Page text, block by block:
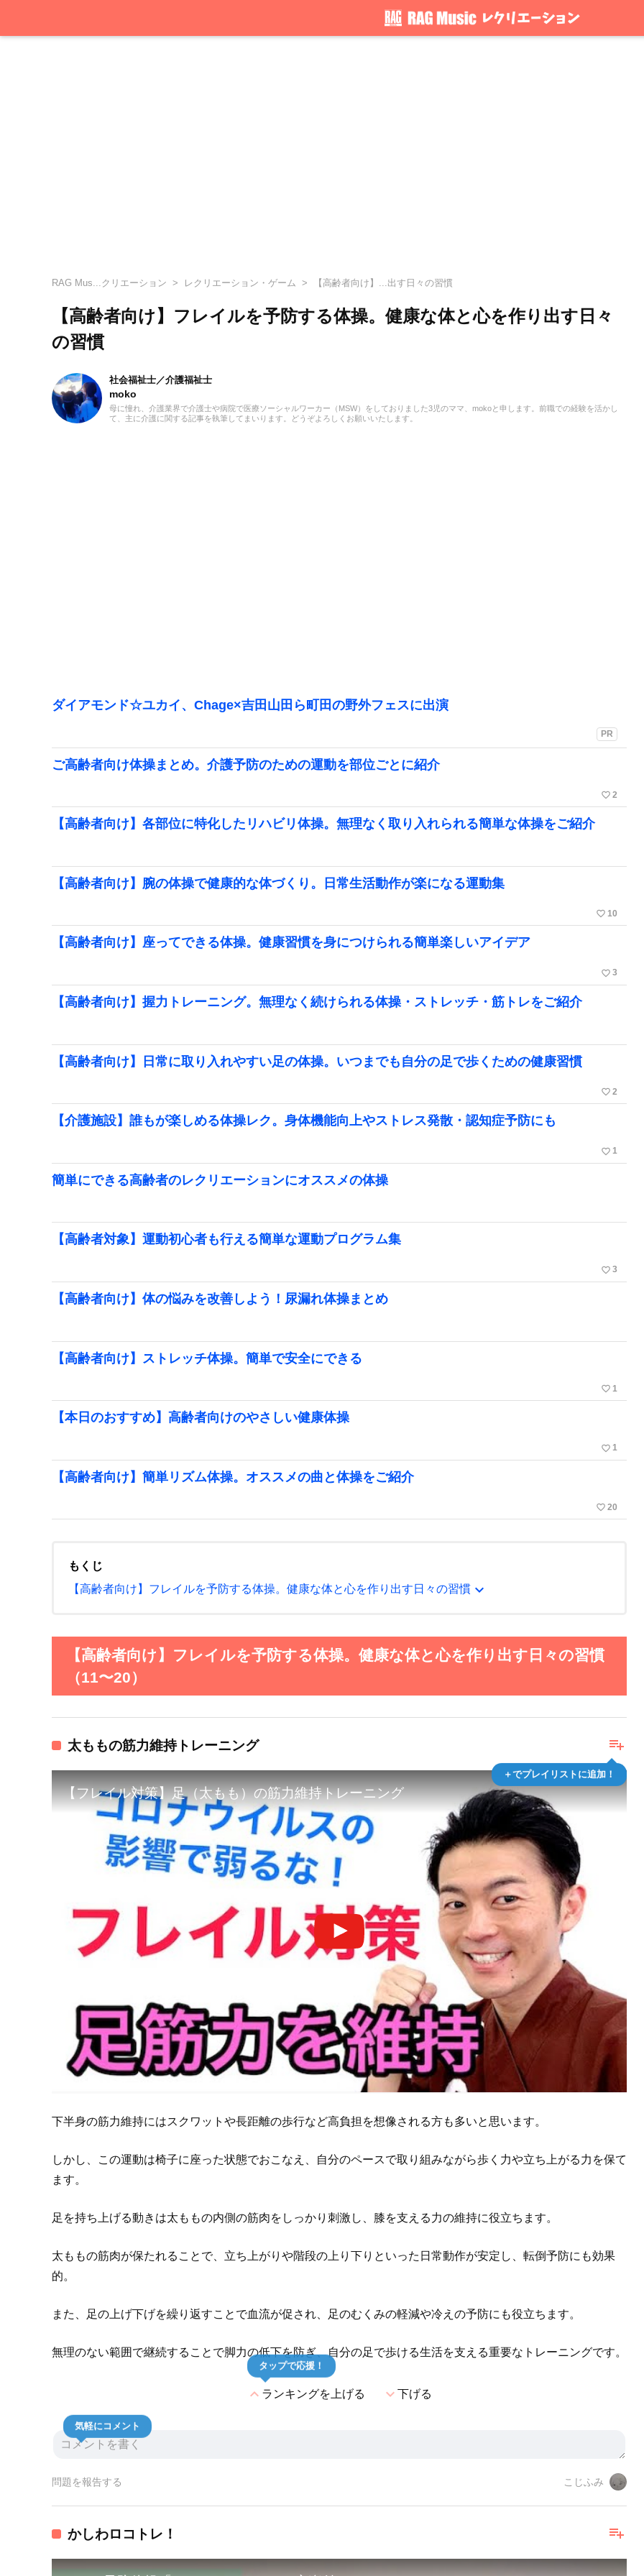
RAG Mus...クリエーション レクリエーション・ゲーム 【高齢者向け】...出す日々の習慣
【高齢者向け】フレイルを予防する体操。健康な体と心を作り出す日々
の習慣
社会福祉士／介護福祉士
moko
母に憧れ、介護業界で介護士や病院で医療ソーシャルワーカー（MSW）をしておりました3児のママ、mokoと申します。前職での経験を活かし
て、主に介護に関する記事を執筆してまいります。どうぞよろしくお願いいたします。
ダイアモンド☆ユカイ、Chage×吉田山田ら町田の野外フェスに出演
PR
ご高齢者向け体操まとめ。介護予防のための運動を部位ごとに紹介
favorite_border 2
【高齢者向け】各部位に特化したリハビリ体操。無理なく取り入れられる簡単な体操をご紹介
【高齢者向け】腕の体操で健康的な体づくり。日常生活動作が楽になる運動集
favorite_border 10
【高齢者向け】座ってできる体操。健康習慣を身につけられる簡単楽しいアイデア
favorite_border 3
【高齢者向け】握力トレーニング。無理なく続けられる体操・ストレッチ・筋トレをご紹介
【高齢者向け】日常に取り入れやすい足の体操。いつまでも自分の足で歩くための健康習慣
favorite_border 2
【介護施設】誰もが楽しめる体操レク。身体機能向上やストレス発散・認知症予防にも
favorite_border 1
簡単にできる高齢者のレクリエーションにオススメの体操
【高齢者対象】運動初心者も行える簡単な運動プログラム集
favorite_border 3
【高齢者向け】体の悩みを改善しよう！尿漏れ体操まとめ
【高齢者向け】ストレッチ体操。簡単で安全にできる
favorite_border 1
【本日のおすすめ】高齢者向けのやさしい健康体操
favorite_border 1
【高齢者向け】簡単リズム体操。オススメの曲と体操をご紹介
favorite_border 20
もくじ
【高齢者向け】フレイルを予防する体操。健康な体と心を作り出す日々の習慣 expand_more
【高齢者向け】フレイルを予防する体操。健康な体と心を作り出す日々の習慣
（11〜20）
playlist_add
＋でプレイリストに追加！
太ももの筋力維持トレーニング
【フレイル対策】足（太もも）の筋力維持トレーニング
下半身の筋力維持にはスクワットや長距離の歩行など高負担を想像される方も多いと思います。
しかし、この運動は椅子に座った状態でおこなえ、自分のペースで取り組みながら歩く力や立ち上がる力を保て
ます。
足を持ち上げる動きは太ももの内側の筋肉をしっかり刺激し、膝を支える力の維持に役立ちます。
太ももの筋肉が保たれることで、立ち上がりや階段の上り下りといった日常動作が安定し、転倒予防にも効果
的。
また、足の上げ下げを繰り返すことで血流が促され、足のむくみの軽減や冷えの予防にも役立ちます。
無理のない範囲で継続することで脚力の低下を防ぎ、自分の足で歩ける生活を支える重要なトレーニングです。
expand_lessランキングを上げる
タップで応援！
expand_more下げる
気軽にコメント
こじふみ
問題を報告する
playlist_add
かしわロコトレ！